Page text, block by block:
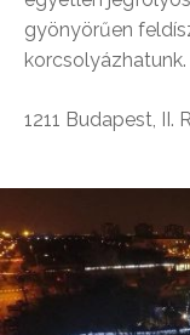
gyönyörűen
korcsolyázhatunk.
1211 Budapest, II.